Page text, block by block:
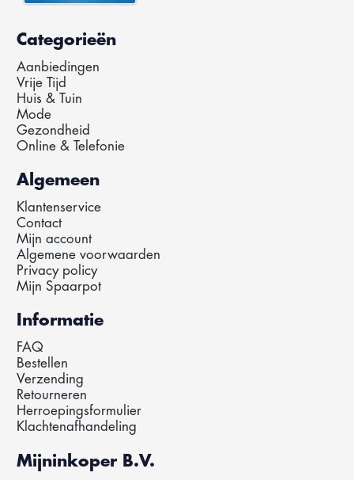
Categorieën
Aanbiedingen
Vrije Tijd
Huis & Tuin
Mode
Gezondheid
Online & Telefonie
Algemeen
Klantenservice
Contact
Mijn account
Algemene voorwaarden
Privacy policy
Mijn Spaarpot
Informatie
FAQ
Bestellen
Verzending
Retourneren
Herroepingsformulier
Klachtenafhandeling
Mijninkoper B.V.